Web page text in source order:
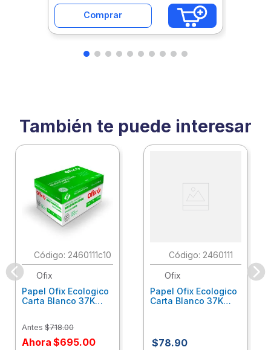
Comprar
También te puede interesar
: 2460111c10
Ofix
Papel Ofix Ecologico
Carta Blanco 37K
Antes $718.00
Ahora $695.00
: 2460111
Ofix
Papel Ofix Ecologico
Carta Blanco 37K
$78.90